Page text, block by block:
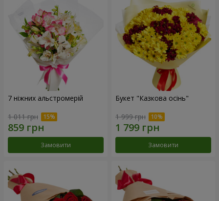
7 ніжних альстромерій
1 011 грн
Замовити
Букет "Казкова осінь"
1 999 грн
Замовити